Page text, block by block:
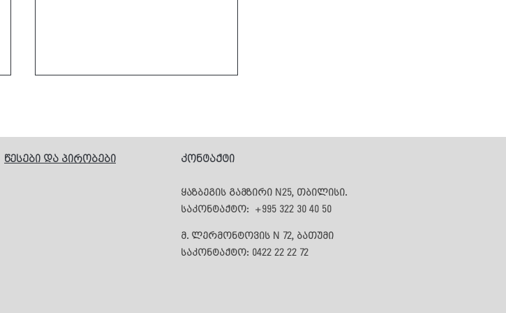
Cafe Daphna
წესები და პირობები კონტაქტი
ყაზბეგის გამზირი N25, თბილისი.
საკონტაქტო: +995 322 30 40 50
მ. ლერმონტოვის N 72, ბათუმი
საკონტაქტო: 0422 22 22 72